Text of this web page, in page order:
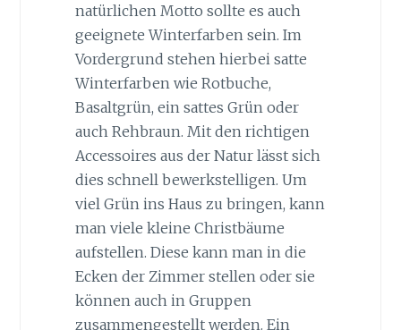
natürlichen Motto sollte es auch
geeignete Winterfarben sein. Im
Vordergrund stehen hierbei satte
Winterfarben wie Rotbuche,
Basaltgrün, ein sattes Grün oder
auch Rehbraun. Mit den richtigen
Accessoires aus der Natur lässt sich
dies schnell bewerkstelligen. Um
viel Grün ins Haus zu bringen, kann
man viele kleine Christbäume
aufstellen. Diese kann man in die
Ecken der Zimmer stellen oder sie
können auch in Gruppen
zusammengestellt werden. Ein